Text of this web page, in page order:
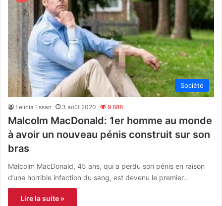
Société
Felicia Essan 3 août 2020 9 888
Malcolm MacDonald: 1er homme au monde
à avoir un nouveau pénis construit sur son
bras
Malcolm MacDonald, 45 ans, qui a perdu son pénis en raison
d’une horrible infection du sang, est devenu le premier…
Lire la suite »